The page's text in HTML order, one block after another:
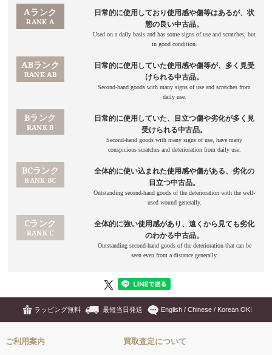
ラッピング無料 最短当日発送 English / Chinese / Korean OK!
ご利用案内 買取査定について